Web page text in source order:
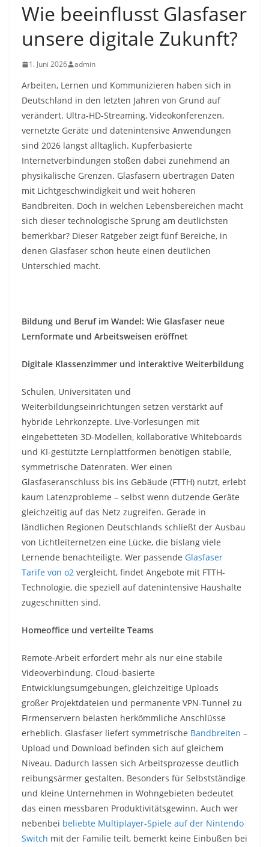
Wie beeinflusst Glasfaser
unsere digitale Zukunft?
1. Juni 2026 admin
Arbeiten, Lernen und Kommunizieren haben sich in
Deutschland in den letzten Jahren von Grund auf
verändert. Ultra-HD-Streaming, Videokonferenzen,
vernetzte Geräte und datenintensive Anwendungen
sind 2026 längst alltäglich. Kupferbasierte
Internetverbindungen stoßen dabei zunehmend an
physikalische Grenzen. Glasfasern übertragen Daten
mit Lichtgeschwindigkeit und weit höheren
Bandbreiten. Doch in welchen Lebensbereichen macht
sich dieser technologische Sprung am deutlichsten
bemerkbar? Dieser Ratgeber zeigt fünf Bereiche, in
denen Glasfaser schon heute einen deutlichen
Unterschied macht.
Bildung und Beruf im Wandel: Wie Glasfaser neue
Lernformate und Arbeitsweisen eröffnet
Digitale Klassenzimmer und interaktive Weiterbildung
Schulen, Universitäten und
Weiterbildungseinrichtungen setzen verstärkt auf
hybride Lehrkonzepte. Live-Vorlesungen mit
eingebetteten 3D-Modellen, kollaborative Whiteboards
und KI-gestützte Lernplattformen benötigen stabile,
symmetrische Datenraten. Wer einen
Glasfaseranschluss bis ins Gebäude (FTTH) nutzt, erlebt
kaum Latenzprobleme – selbst wenn dutzende Geräte
gleichzeitig auf das Netz zugreifen. Gerade in
ländlichen Regionen Deutschlands schließt der Ausbau
von Lichtleiternetzen eine Lücke, die bislang viele
Lernende benachteiligte. Wer passende Glasfaser
Tarife von o2 vergleicht, findet Angebote mit FTTH-
Technologie, die speziell auf datenintensive Haushalte
zugeschnitten sind.
Homeoffice und verteilte Teams
Remote-Arbeit erfordert mehr als nur eine stabile
Videoverbindung. Cloud-basierte
Entwicklungsumgebungen, gleichzeitige Uploads
großer Projektdateien und permanente VPN-Tunnel zu
Firmenservern belasten herkömmliche Anschlüsse
erheblich. Glasfaser liefert symmetrische Bandbreiten –
Upload und Download befinden sich auf gleichem
Niveau. Dadurch lassen sich Arbeitsprozesse deutlich
reibungsärmer gestalten. Besonders für Selbstständige
und kleine Unternehmen in Wohngebieten bedeutet
das einen messbaren Produktivitätsgewinn. Auch wer
nebenbei beliebte Multiplayer-Spiele auf der Nintendo
Switch mit der Familie teilt, bemerkt keine Einbußen bei